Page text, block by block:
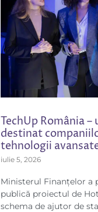
TechUp România
destinat
tehnologii
iulie 5, 2026
Ministerul Finanțelor a
publică proiectul de
schema de ajutor de